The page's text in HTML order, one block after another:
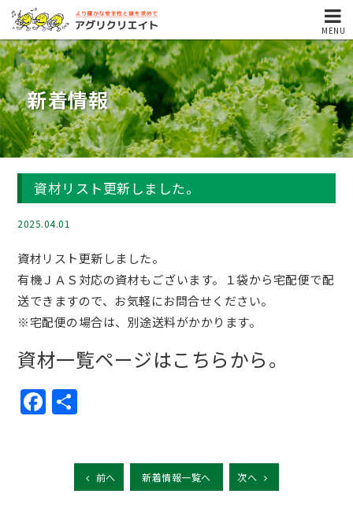
MENU
新着情報
資材リスト更新しました。
2025.04.01
資材リスト更新しました。
有機ＪＡＳ対応の資材もございます。１袋から宅配便で配
送できますので、お気軽にお問合せください。
※宅配便の場合は、別途送料がかかります。
資材一覧ページはこちらから。
Facebook
前へ 新着情報一覧へ 次へ